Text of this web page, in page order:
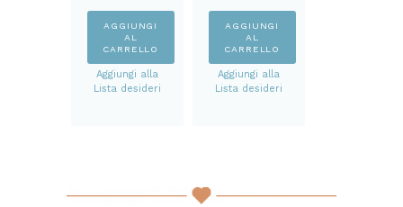
AGGIUNGI
AL
CARRELLO
Aggiungi alla
Lista desideri
AGGIUNGI
AL
CARRELLO
Aggiungi alla
Lista desideri